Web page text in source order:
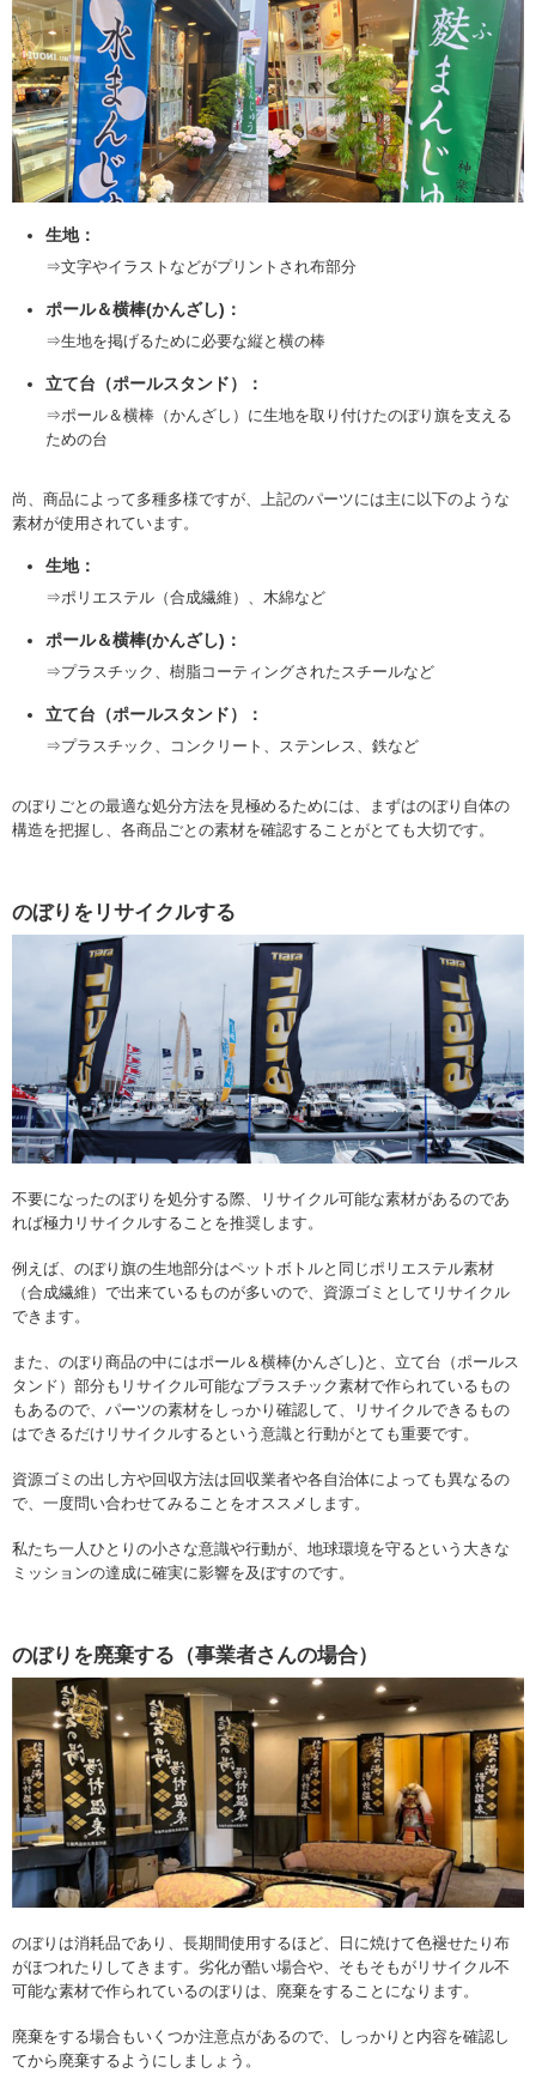
生地：
⇒文字やイラストなどがプリントされ布部分
ポール＆横棒(かんざし)：
⇒生地を掲げるために必要な縦と横の棒
立て台（ポールスタンド）：
⇒ポール＆横棒（かんざし）に生地を取り付けたのぼり旗を支える
ための台
尚、商品によって多種多様ですが、上記のパーツには主に以下のような
素材が使用されています。
生地：
⇒ポリエステル（合成繊維）、木綿など
ポール＆横棒(かんざし)：
⇒プラスチック、樹脂コーティングされたスチールなど
立て台（ポールスタンド）：
⇒プラスチック、コンクリート、ステンレス、鉄など
のぼりごとの最適な処分方法を見極めるためには、まずはのぼり自体の
構造を把握し、各商品ごとの素材を確認することがとても大切です。
のぼりをリサイクルする
不要になったのぼりを処分する際、リサイクル可能な素材があるのであ
れば極力リサイクルすることを推奨します。
例えば、のぼり旗の生地部分はペットボトルと同じポリエステル素材
（合成繊維）で出来ているものが多いので、資源ゴミとしてリサイクル
できます。
また、のぼり商品の中にはポール＆横棒(かんざし)と、立て台（ポールス
タンド）部分もリサイクル可能なプラスチック素材で作られているもの
もあるので、パーツの素材をしっかり確認して、リサイクルできるもの
はできるだけリサイクルするという意識と行動がとても重要です。
資源ゴミの出し方や回収方法は回収業者や各自治体によっても異なるの
で、一度問い合わせてみることをオススメします。
私たち一人ひとりの小さな意識や行動が、地球環境を守るという大きな
ミッションの達成に確実に影響を及ぼすのです。
のぼりを廃棄する（事業者さんの場合）
のぼりは消耗品であり、長期間使用するほど、日に焼けて色褪せたり布
がほつれたりしてきます。劣化が酷い場合や、そもそもがリサイクル不
可能な素材で作られているのぼりは、廃棄をすることになります。
廃棄をする場合もいくつか注意点があるので、しっかりと内容を確認し
てから廃棄するようにしましょう。